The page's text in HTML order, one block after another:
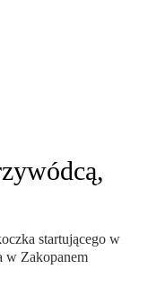
startującego w
w Zakopanem